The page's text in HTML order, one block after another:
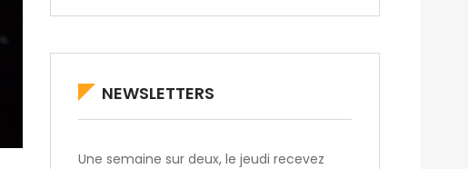
NEWSLETTERS
Une semaine sur deux, le jeudi recevez